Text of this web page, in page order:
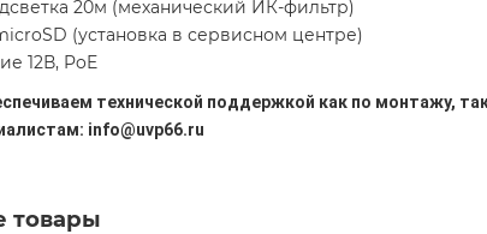
20м (механический ИК-фильтр)
(установка в сервисном центре)
12В, PoE
технической поддержкой как по монтажу,
info@uvp66.ru
товары